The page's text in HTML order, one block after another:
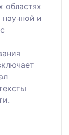
областях
научной и